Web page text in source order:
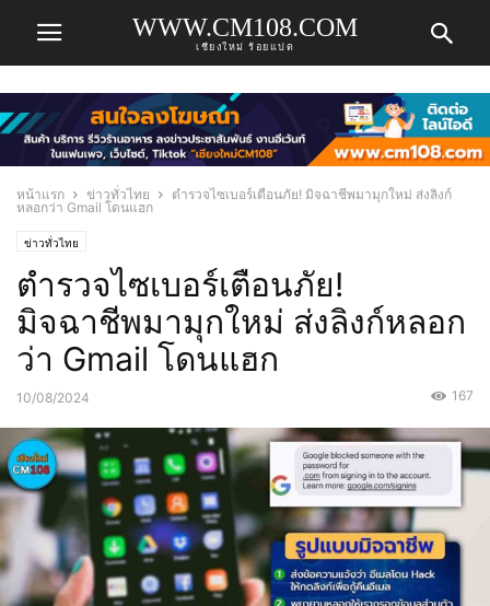
WWW.CM108.COM
เชียงใหม่ ร้อยแปด
หน้าแรก ข่าวทั่วไทย
ตำรวจไซเบอร์เตือนภัย! มิจฉาชีพมามุกใหม่ ส่งลิงก์
หลอกว่า Gmail โดนแฮก
ข่าวทั่วไทย
ตำรวจไซเบอร์เตือนภัย!
มิจฉาชีพมามุกใหม่ ส่งลิงก์หลอก
ว่า Gmail โดนแฮก
10/08/2024 167